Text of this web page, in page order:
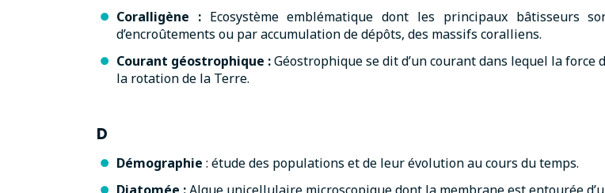
Coralligène :Ecosystème emblématique dont les principaux bâtisseurs
d’encroûtements ou par accumulation de dépôts, des massifs coralliens.
Courant géostrophique :Géostrophique se dit d’un courant dans lequel la
la rotation de la Terre.
D
Démographie : étude des populations et de leur évolution au cours du temps.